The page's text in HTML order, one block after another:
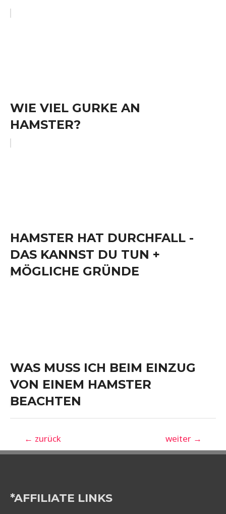
WIE VIEL GURKE AN
HAMSTER?
HAMSTER HAT DURCHFALL -
DAS KANNST DU TUN +
MÖGLICHE GRÜNDE
WAS MUSS ICH BEIM EINZUG
VON EINEM HAMSTER
BEACHTEN
← zurück weiter →
*AFFILIATE LINKS